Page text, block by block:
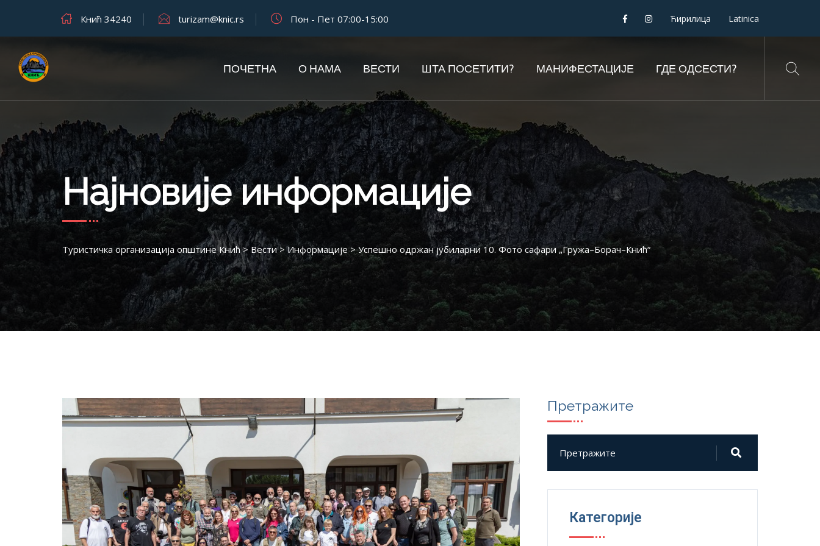
Кнић 34240 turizam@knic.rs Пон - Пет 07:00-15:00 Ћирилица Latinica
ПОЧЕТНА О НАМА ВЕСТИ ШТА ПОСЕТИТИ? МАНИФЕСТАЦИЈЕ ГДЕ ОДСЕСТИ?
Најновије информације
Туристичка организација општине Кнић> Вести>Информације>Успешно одржан јубиларни 10. Фото сафари „Гружа–Борач–Кнић“
Претражите
Категорије